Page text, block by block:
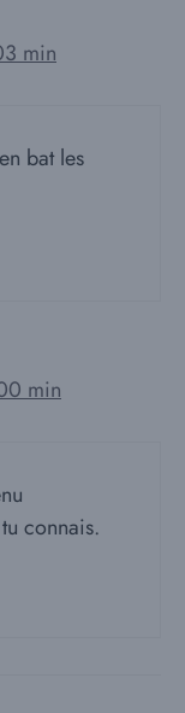
min
bat les
min
connais.